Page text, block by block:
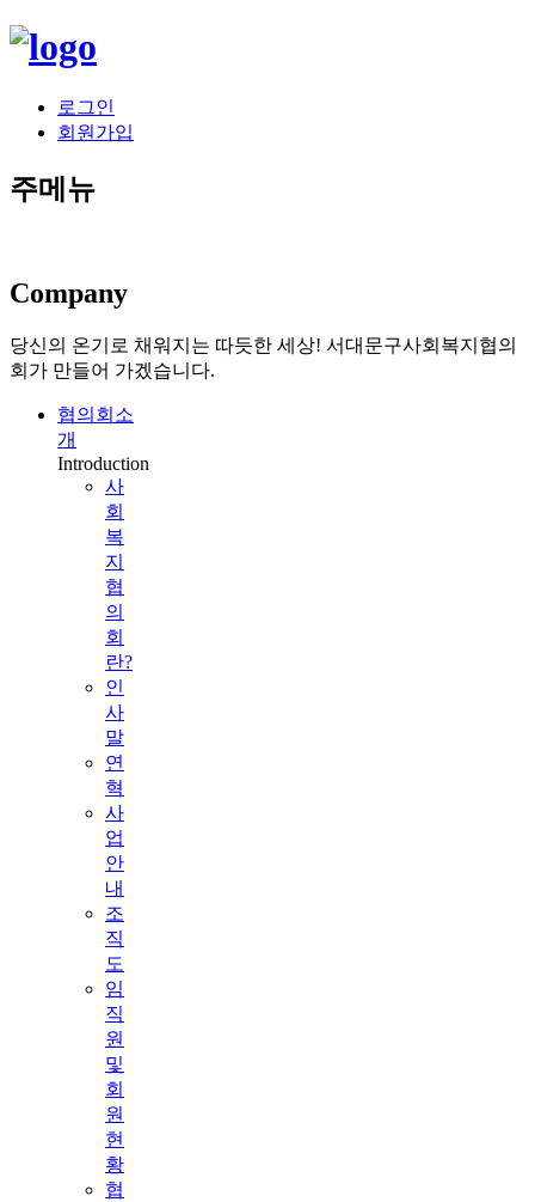
로그인
회원가입
주메뉴
Company
당신의 온기로 채워지는 따듯한 세상! 서대문구사회복지협의
회가 만들어 가겠습니다.
협의회소
개
Introduction
사
회
복
지
협
의
회
란?
인
사
말
연
혁
사
업
안
내
조
직
도
임
직
원
및
회
원
현
황
협